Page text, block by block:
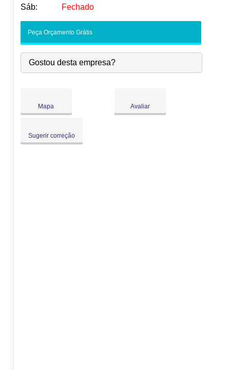
Sáb:
Fechado
-
Qua:
09:00-18:00
Qui:
09:00-18:00 ●
Peça Orçamento Grátis
Gostou desta empresa?
Mapa Avaliar
Sugerir correção